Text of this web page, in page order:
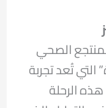
الصحي
تُعد تجربة
الرحلة